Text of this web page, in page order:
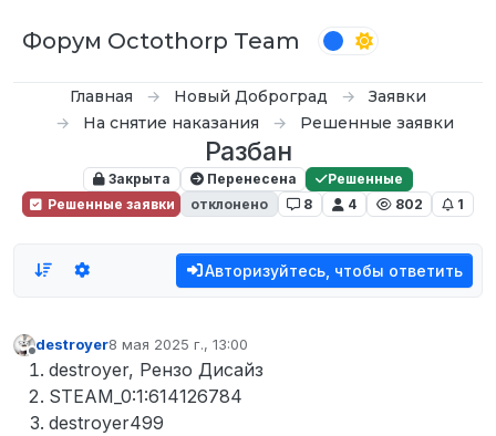
Форум Octothorp Team
Главная Новый Доброград
Заявки
На снятие наказания
Решенные заявки
Разбан
Закрыта Перенесена
Решенные
Решенные заявки
отклонено 8 4 802 1
Авторизуйтесь, чтобы ответить
Не в сети
destroyer8 мая 2025 г., 13:00
отредактировано
destroyer, Рензо Дисайз
STEAM_0:1:614126784
destroyer499